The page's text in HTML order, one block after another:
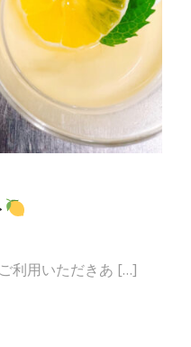
利用いただきあ […]